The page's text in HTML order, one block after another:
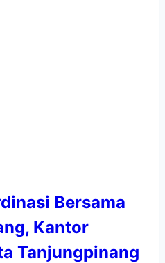
Bersama
Kantor
Tanjungpinang